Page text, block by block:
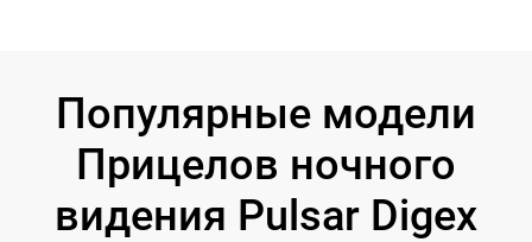
Популярные модели
Прицелов ночного
видения Pulsar Digex